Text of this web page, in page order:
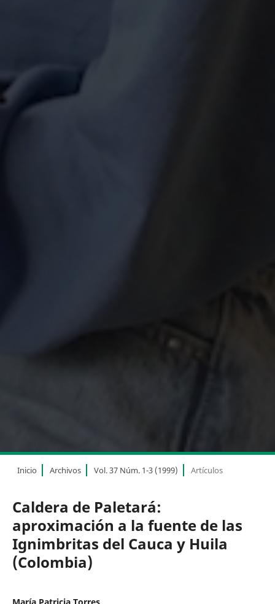
Inicio Archivos Vol. 37 Núm. 1-3 (1999) Artículos
Caldera de Paletará:
aproximación a la fuente de las
Ignimbritas del Cauca y Huila
(Colombia)